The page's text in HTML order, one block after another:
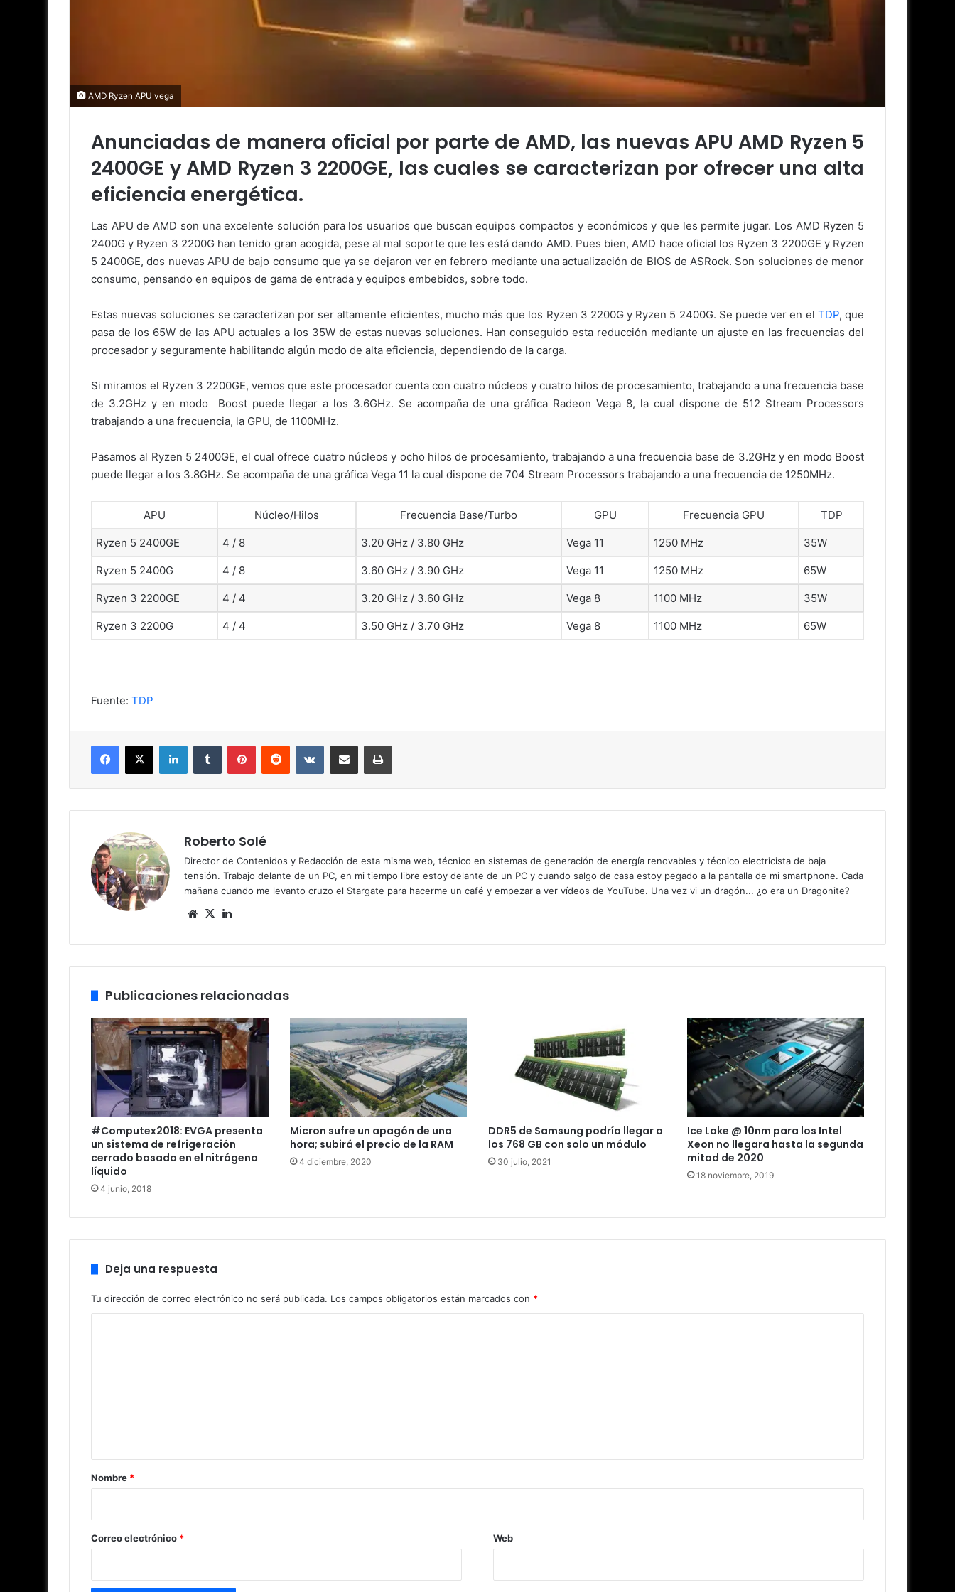
AMD Ryzen APU vega
Anunciadas de manera oficial por parte de AMD, las nuevas APU AMD Ryzen 5
2400GE y AMD Ryzen 3 2200GE, las cuales se caracterizan por ofrecer una alta
eficiencia energética.
Las APU de AMD son una excelente solución para los usuarios que buscan equipos compactos y económicos y que les permite jugar. Los AMD Ryzen 5
2400G y Ryzen 3 2200G han tenido gran acogida, pese al mal soporte que les está dando AMD. Pues bien, AMD hace oficial los Ryzen 3 2200GE y Ryzen
5 2400GE, dos nuevas APU de bajo consumo que ya se dejaron ver en febrero mediante una actualización de BIOS de ASRock. Son soluciones de menor
consumo, pensando en equipos de gama de entrada y equipos embebidos, sobre todo.
Estas nuevas soluciones se caracterizan por ser altamente eficientes, mucho más que los Ryzen 3 2200G y Ryzen 5 2400G. Se puede ver en el TDP, que
pasa de los 65W de las APU actuales a los 35W de estas nuevas soluciones. Han conseguido esta reducción mediante un ajuste en las frecuencias del
procesador y seguramente habilitando algún modo de alta eficiencia, dependiendo de la carga.
Si miramos el Ryzen 3 2200GE, vemos que este procesador cuenta con cuatro núcleos y cuatro hilos de procesamiento, trabajando a una frecuencia base
de 3.2GHz y en modo Boost puede llegar a los 3.6GHz. Se acompaña de una gráfica Radeon Vega 8, la cual dispone de 512 Stream Processors
trabajando a una frecuencia, la GPU, de 1100MHz.
Pasamos al Ryzen 5 2400GE, el cual ofrece cuatro núcleos y ocho hilos de procesamiento, trabajando a una frecuencia base de 3.2GHz y en modo Boost
puede llegar a los 3.8GHz. Se acompaña de una gráfica Vega 11 la cual dispone de 704 Stream Processors trabajando a una frecuencia de 1250MHz.
APU Núcleo/Hilos Frecuencia Base/Turbo GPU Frecuencia GPU TDP
Ryzen 5 2400GE 4 / 8 3.20 GHz / 3.80 GHz Vega 11 1250 MHz 35W
Ryzen 5 2400G 4 / 8 3.60 GHz / 3.90 GHz Vega 11 1250 MHz 65W
Ryzen 3 2200GE 4 / 4 3.20 GHz / 3.60 GHz Vega 8 1100 MHz 35W
Ryzen 3 2200G 4 / 4 3.50 GHz / 3.70 GHz Vega 8 1100 MHz 65W
Fuente: TDP
Roberto Solé
Director de Contenidos y Redacción de esta misma web, técnico en sistemas de generación de energía renovables y técnico electricista de baja
tensión. Trabajo delante de un PC, en mi tiempo libre estoy delante de un PC y cuando salgo de casa estoy pegado a la pantalla de mi smartphone. Cada
mañana cuando me levanto cruzo el Stargate para hacerme un café y empezar a ver vídeos de YouTube. Una vez vi un dragón... ¿o era un Dragonite?
Siti
we
b
X
dIn
Publicaciones relacionadas
#Computex2018: EVGA presenta
un sistema de refrigeración
cerrado basado en el nitrógeno
líquido
4 junio, 2018
Micron sufre un apagón de una
hora; subirá el precio de la RAM
4 diciembre, 2020
DDR5 de Samsung podría llegar a
los 768 GB con solo un módulo
30 julio, 2021
Ice Lake @ 10nm para los Intel
Xeon no llegara hasta la segunda
mitad de 2020
18 noviembre, 2019
Deja una respuesta
Tu dirección de correo electrónico no será publicada. Los campos obligatorios están marcados con *
r
*
Nombre *
Correo electrónico * Web